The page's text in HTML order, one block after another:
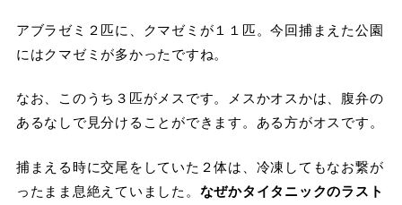
アブラゼミ２匹に、クマゼミが１１匹。今回捕まえた公園
にはクマゼミが多かったですね。
なお、このうち３匹がメスです。メスかオスかは、腹弁の
あるなしで見分けることができます。ある方がオスです。
捕まえる時に交尾をしていた２体は、冷凍してもなお繋が
ったまま息絶えていました。 なぜかタイタニックのラスト